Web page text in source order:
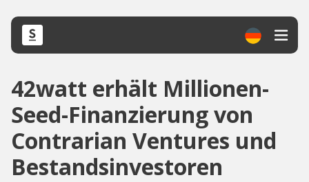
42watt erhält Millionen-
Seed-Finanzierung von
Contrarian Ventures und
Bestandsinvestoren